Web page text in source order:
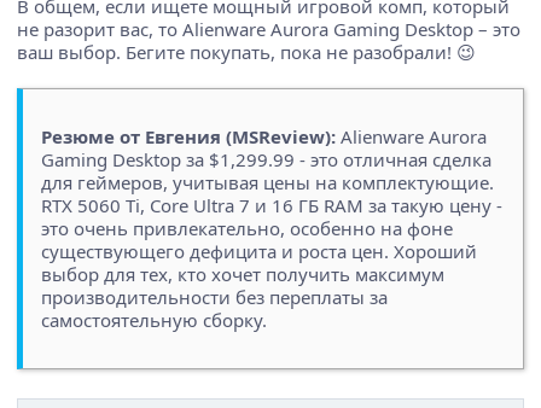
В общем, если ищете мощный игровой комп, который
не разорит вас, то Alienware Aurora Gaming Desktop – это
ваш выбор. Бегите покупать, пока не разобрали! 😉
Резюме от Евгения (MSReview): Alienware Aurora
Gaming Desktop за $1,299.99 - это отличная сделка
для геймеров, учитывая цены на комплектующие.
RTX 5060 Ti, Core Ultra 7 и 16 ГБ RAM за такую цену -
это очень привлекательно, особенно на фоне
существующего дефицита и роста цен. Хороший
выбор для тех, кто хочет получить максимум
производительности без переплаты за
самостоятельную сборку.